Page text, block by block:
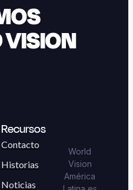
Recursos
Contacto
Historias
Noticias
World
Vision
América